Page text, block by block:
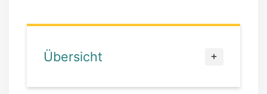
Übersicht